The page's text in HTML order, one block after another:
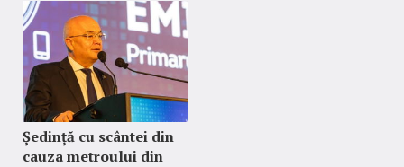
Ședință cu scântei din
cauza metroului din